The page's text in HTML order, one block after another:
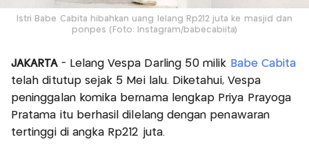
Istri Babe Cabita hibahkan uang lelang Rp212 juta ke masjid dan
ponpes (Foto: Instagram/babecabiita)
JAKARTA- Lelang Vespa Darling 50 milik Babe Cabita
telah ditutup sejak 5 Mei lalu. Diketahui, Vespa
peninggalan komika bernama lengkap Priya Prayoga
Pratama itu berhasil dilelang dengan penawaran
tertinggi di angka Rp212 juta.